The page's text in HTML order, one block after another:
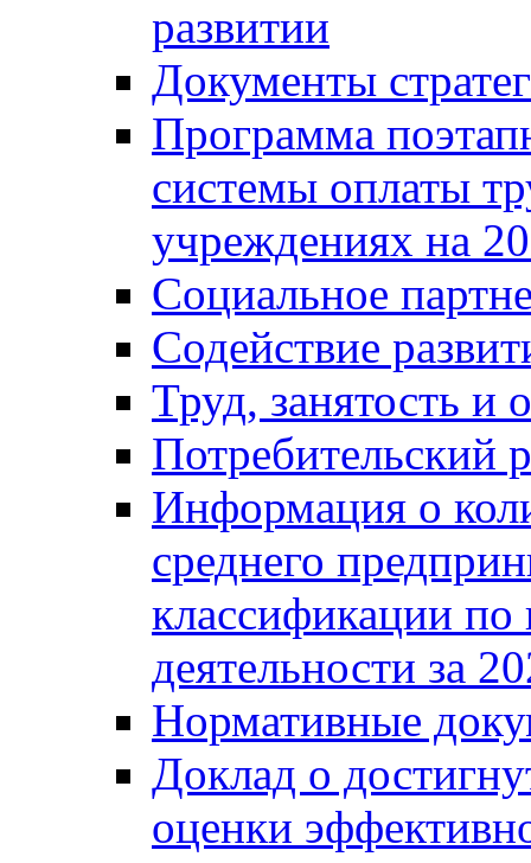
развитии
Документы
Программа
системы оплаты
учреждениях на
Социальное
Содействие
Труд, занятость и
Потребительский
Информация о
среднего
классификации
деятельности за
Нормативные
Доклад о
оценки